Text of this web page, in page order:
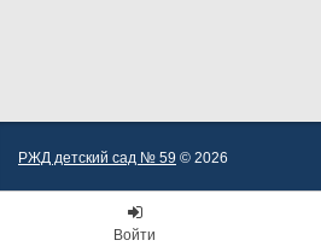
РЖД детский сад № 59 © 2026
Войти